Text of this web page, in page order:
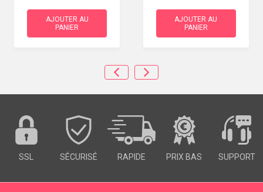
AJOUTER AU
PANIER
AJOUTER AU
PANIER
SSL SÉCURISÉ RAPIDE PRIX BAS SUPPORT